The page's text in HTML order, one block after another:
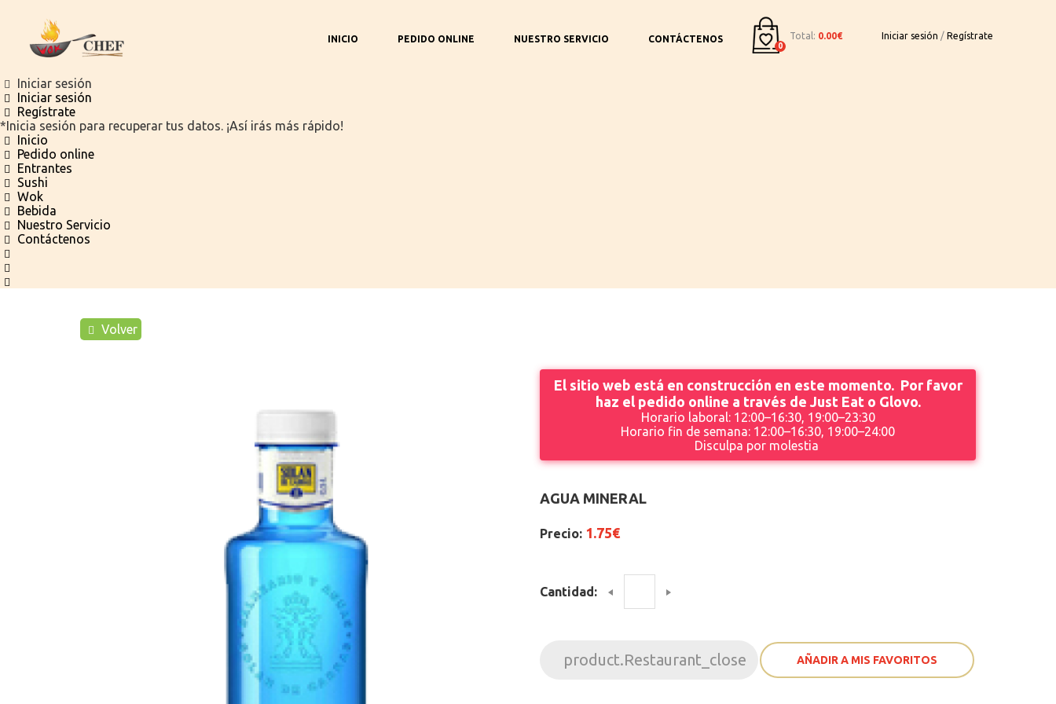
0
Total: 0.00€ Iniciar sesión / Regístrate
INICIO PEDIDO ONLINE NUESTRO SERVICIO CONTÁCTENOS
Iniciar sesión
Iniciar sesión
Regístrate
*Inicia sesión para recuperar tus datos. ¡Así irás más rápido!
Inicio
Pedido online
Entrantes
Sushi
Wok
Bebida
Nuestro Servicio
Contáctenos
Detalles del producto
Volver
El sitio web está en construcción en este momento. Por favor
haz el pedido online a través de Just Eat o Glovo.
Horario laboral: 12:00–16:30, 19:00–23:30
Horario fin de semana: 12:00–16:30, 19:00–24:00
Disculpa por molestia
AGUA MINERAL
Precio: 1.75€
Cantidad:
product.Restaurant_close AÑADIR A MIS FAVORITOS